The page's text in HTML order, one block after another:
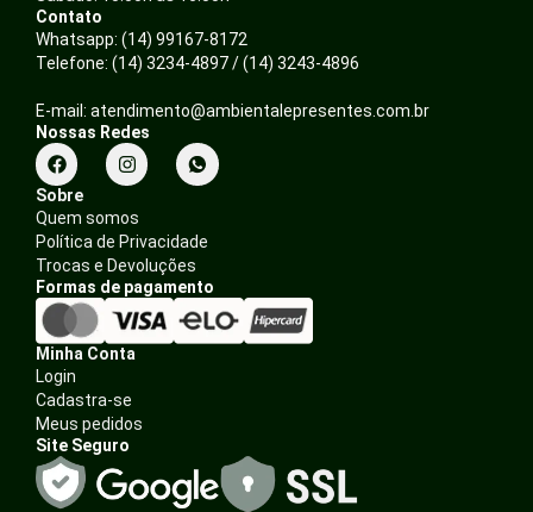
Contato
Whatsapp: (14) 99167-8172
Telefone: (14) 3234-4897 / (14) 3243-4896
E-mail: atendimento@ambientalepresentes.com.br
Nossas Redes
F
a
c
e
b
o
o
k
I
n
s
a
g
r
a
m
Sobre
Quem somos
Política de Privacidade
Trocas e Devoluções
Formas de pagamento
Minha Conta
Login
Cadastra-se
Meus pedidos
Site Seguro